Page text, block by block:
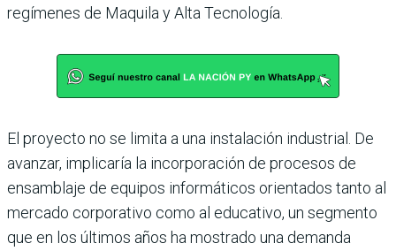
regímenes de Maquila y Alta Tecnología.
El proyecto no se limita a una instalación industrial. De
avanzar, implicaría la incorporación de procesos de
ensamblaje de equipos informáticos orientados tanto al
mercado corporativo como al educativo, un segmento
que en los últimos años ha mostrado una demanda